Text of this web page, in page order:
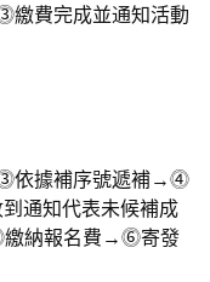
費完成並通知活動
依據補序號遞補→⓸
通知代表未候補成
納報名費→⓺寄發